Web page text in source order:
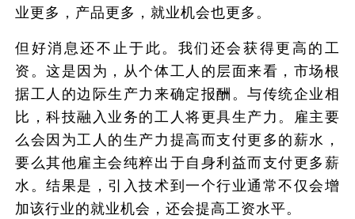
业更多，产品更多，就业机会也更多。
但好消息还不止于此。我们还会获得更高的工
资。这是因为，从个体工人的层面来看，市场根
据工人的边际生产力来确定报酬。与传统企业相
比，科技融入业务的工人将更具生产力。雇主要
么会因为工人的生产力提高而支付更多的薪水，
要么其他雇主会纯粹出于自身利益而支付更多薪
水。结果是，引入技术到一个行业通常不仅会增
加该行业的就业机会，还会提高工资水平。